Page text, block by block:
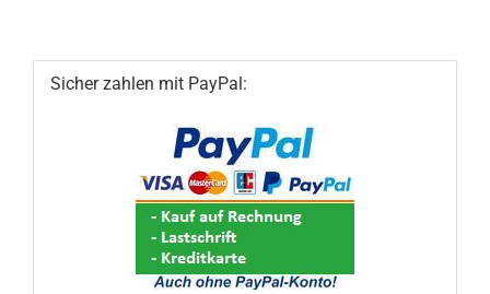
Sicher zahlen mit PayPal: